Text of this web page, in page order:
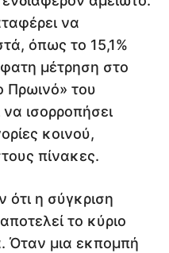
να
όπως το 15,1%
μέτρηση στο
Πρωινό» του
ισορροπήσει
κοινού,
πίνακες.
ότι η σύγκριση
το κύριο
Όταν μια εκπομπή